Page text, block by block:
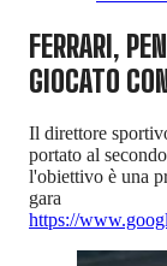
FERRARI,
GIOCATO
Il direttore
portato al
l'obiettivo è una
gara
https://